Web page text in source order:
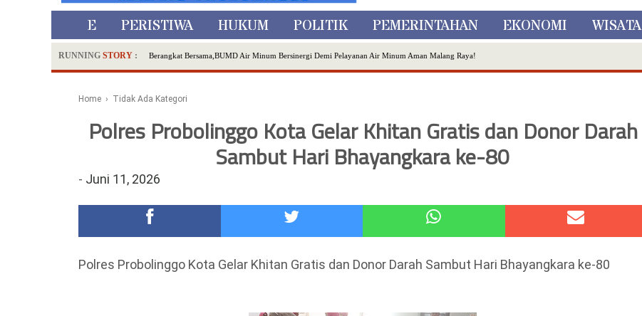
HOME PERISTIWA HUKUM POLITIK PEMERINTAHAN EKONOMI WISATA
RUNNING STORY : Berangkat Bersama,BUMD Air Minum Bersinergi Demi Pelayanan Air Minum Aman Malang Raya!
Dua Pelaku Pembunuhan Manusia Silver di Probolinggo Ditangkap di Kediri,Satu Buron
Hadirkan Tujuh Sapta Pesona Wisata di Amfiteater, Mikutopia Buka Rekrutmen Karyawan,Berikut Kualifikasinya
Polsek Wonoasih Perkuat Ketahanan Pangan Lewat Dialog Bersama Petani
RILIS RAPAT PLENO TERBUKA PEMUTAKHIRAN DATA PEMILIH BERKELANJUTAN (PDPB) TRIWULAN II
Tugu Tirta Usung 'Smart Water City' di Indonesia City Expo APEKSI XVIII Medan
DKD PERADI Malang Jatuhkan Putusan Pelanggaran Kode Etik Advokat, Abd. Aziz Divonis Bersalah
Home › Tidak Ada Kategori
Polres Probolinggo Kota Gelar Khitan Gratis dan Donor Darah
Sambut Hari Bhayangkara ke-80
- Juni 11, 2026
Polres Probolinggo Kota Gelar Khitan Gratis dan Donor Darah Sambut Hari Bhayangkara ke-80